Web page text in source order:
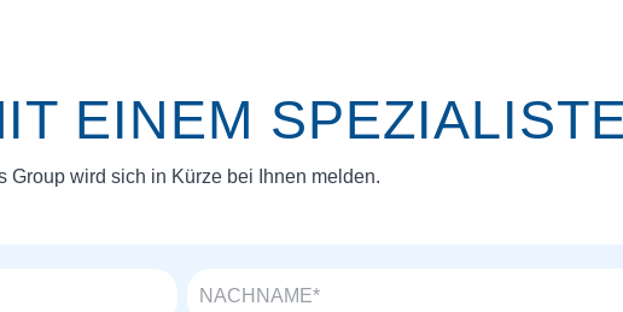
EINEM
wird sich in Kürze bei Ihnen melden.